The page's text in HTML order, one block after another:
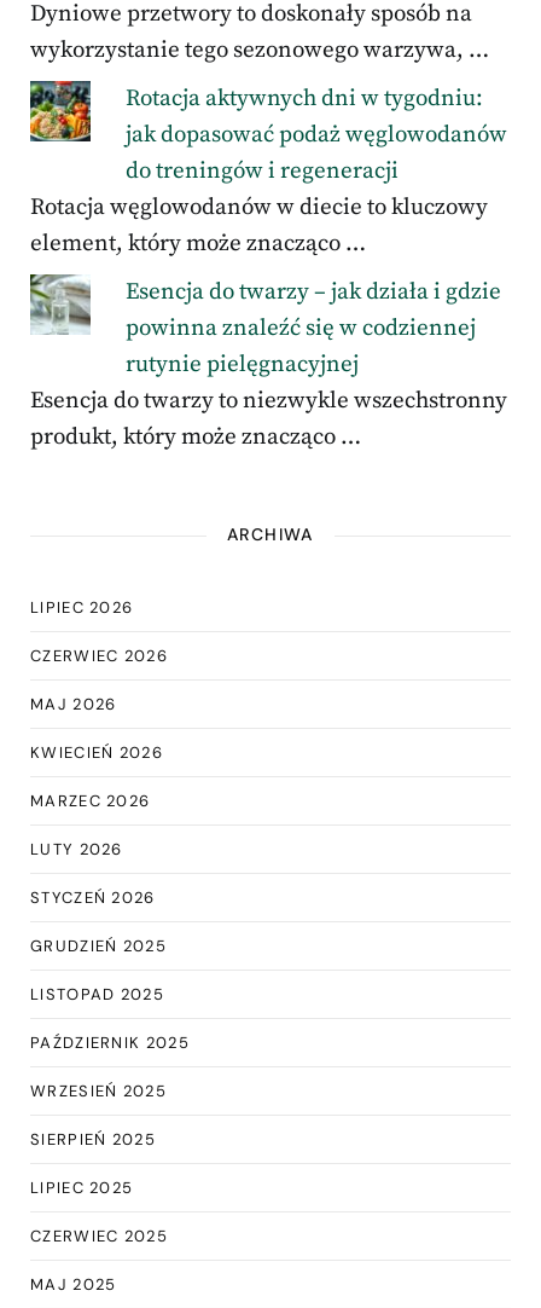
Dyniowe przetwory to doskonały sposób na
wykorzystanie tego sezonowego warzywa, …
Rotacja aktywnych dni w tygodniu:
jak dopasować podaż węglowodanów
do treningów i regeneracji
Rotacja węglowodanów w diecie to kluczowy
element, który może znacząco …
Esencja do twarzy – jak działa i gdzie
powinna znaleźć się w codziennej
rutynie pielęgnacyjnej
Esencja do twarzy to niezwykle wszechstronny
produkt, który może znacząco …
ARCHIWA
LIPIEC 2026
CZERWIEC 2026
MAJ 2026
KWIECIEŃ 2026
MARZEC 2026
LUTY 2026
STYCZEŃ 2026
GRUDZIEŃ 2025
LISTOPAD 2025
PAŹDZIERNIK 2025
WRZESIEŃ 2025
SIERPIEŃ 2025
LIPIEC 2025
CZERWIEC 2025
MAJ 2025